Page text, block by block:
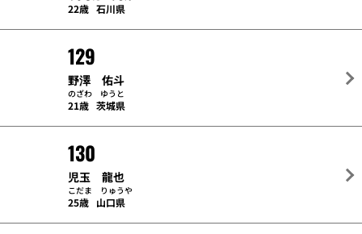
22歳 石川県
129
野澤 佑斗
のざわ ゆうと
21歳 茨城県
130
児玉 龍也
こだま りゅうや
25歳 山口県